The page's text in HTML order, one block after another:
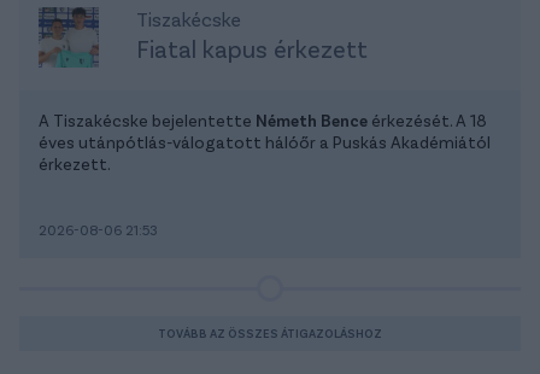
Tiszakécske
Fiatal kapus érkezett
A Tiszakécske bejelentette Németh Bence érkezését. A 18
éves utánpótlás-válogatott hálóőr a Puskás Akadémiától
érkezett.
2026-08-06 21:53
TOVÁBB AZ ÖSSZES ÁTIGAZOLÁSHOZ